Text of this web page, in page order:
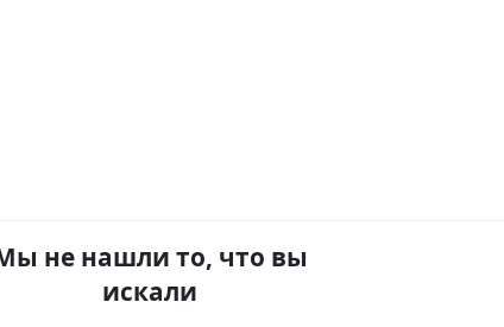
не нашли то, что вы
искали